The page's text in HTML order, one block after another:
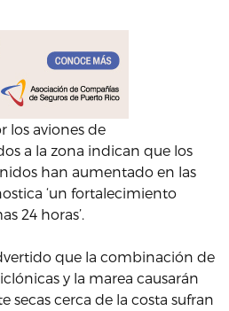
los aviones de
a la zona indican que los
han aumentado en las
‘un fortalecimiento
24 horas’.
que la combinación de
y la marea causarán
secas cerca de la costa sufran